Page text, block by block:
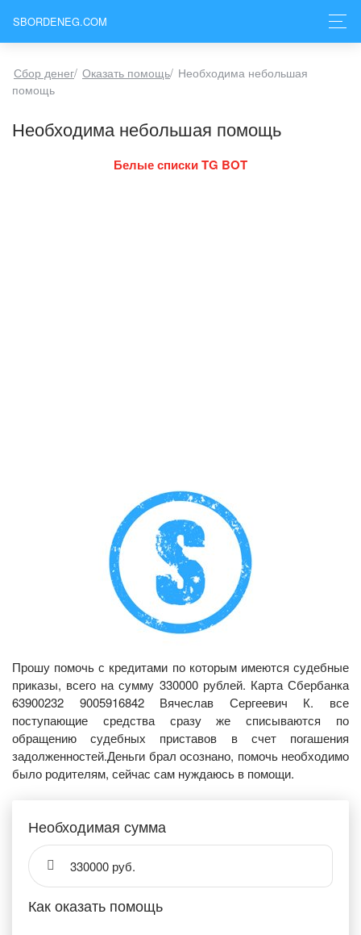
SBORDENEG.COM
Сбор денег/ Оказать помощь/ Необходима небольшая
помощь
Необходима небольшая помощь
Белые списки TG BOT
Прошу помочь с кредитами по которым имеются судебные
приказы, всего на сумму 330000 рублей. Карта Сбербанка
63900232 9005916842 Вячеслав Сергеевич К. все
поступающие средства сразу же списываются по
обращению судебных приставов в счет погашения
задолженностей.Деньги брал осознано, помочь необходимо
было родителям, сейчас сам нуждаюсь в помощи.
Необходимая сумма
330000 руб.
Как оказать помощь